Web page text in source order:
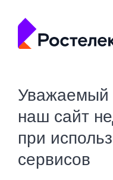
Уважаемый
наш сайт
при
сервисов